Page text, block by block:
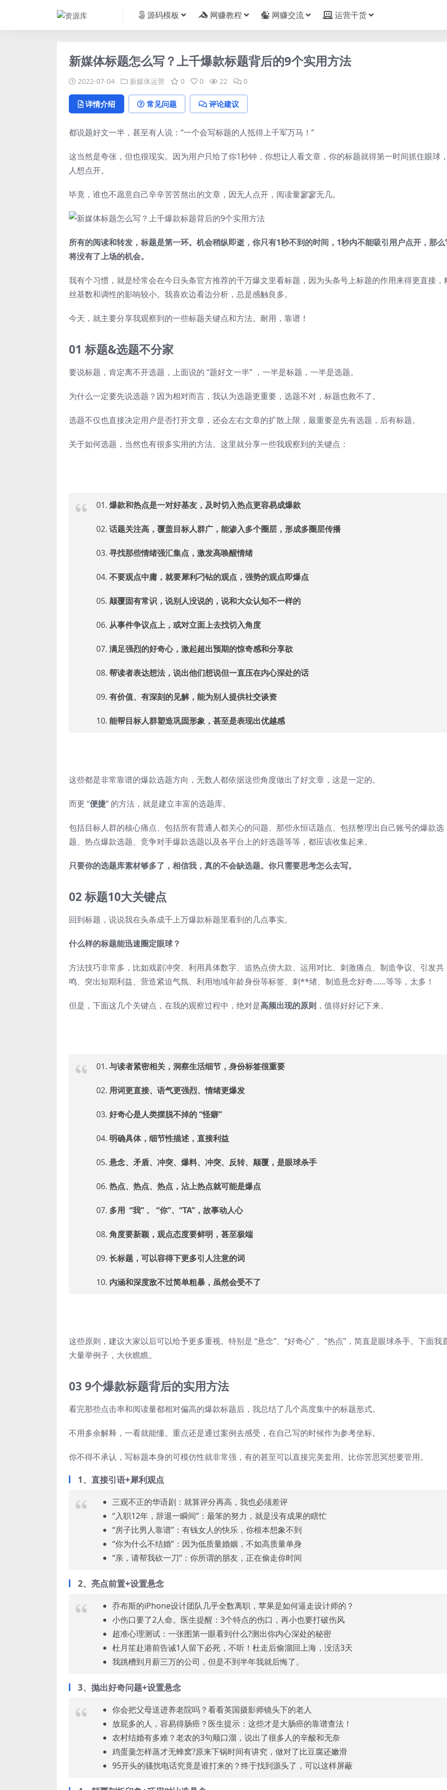
源码模板 网赚教程 网赚交流 运营干货
新媒体标题怎么写？上千爆款标题背后的9个实用方法
2022-07-04 新媒体运营 0 0 22 0
详情介绍 常见问题 评论建议
都说题好文一半，甚至有人说：“一个会写标题的人抵得上千军万马！”
这当然是夸张，但也很现实。因为用户只给了你1秒钟，你想让人看文章，你的标题就得第一时间抓住眼球
人想点开。
毕竟，谁也不愿意自己辛辛苦苦熬出的文章，因无人点开，阅读量寥寥无几。
所有的阅读和转发，标题是第一环。机会稍纵即逝，你只有1秒不到的时间，1秒内不能吸引用户点开，那么
将没有了上场的机会。
我有个习惯，就是经常会在今日头条官方推荐的千万爆文里看标题，因为头条号上标题的作用来得更直接，
丝基数和调性的影响较小。我喜欢边看边分析，总是感触良多。
今天，就主要分享我观察到的一些标题关键点和方法。耐用，靠谱！
01 标题&选题不分家
要说标题，肯定离不开选题，上面说的 “题好文一半” ，一半是标题，一半是选题。
为什么一定要先说选题？因为相对而言，我认为选题更重要，选题不对，标题也救不了。
选题不仅也直接决定用户是否打开文章，还会左右文章的扩散上限，最重要是先有选题，后有标题。
关于如何选题，当然也有很多实用的方法。这里就分享一些我观察到的关键点：
01. 爆款和热点是一对好基友，及时切入热点更容易成爆款
02. 话题关注高，覆盖目标人群广，能渗入多个圈层，形成多圈层传播
03. 寻找那些情绪强汇集点，激发高唤醒情绪
04. 不要观点中庸，就要犀利刁钻的观点，强势的观点即爆点
05. 颠覆固有常识，说别人没说的，说和大众认知不一样的
06. 从事件争议点上，或对立面上去找切入角度
07. 满足强烈的好奇心，激起超出预期的惊奇感和分享欲
08. 帮读者表达想法，说出他们想说但一直压在内心深处的话
09. 有价值、有深刻的见解，能为别人提供社交谈资
10. 能帮目标人群塑造巩固形象，甚至是表现出优越感
这些都是非常靠谱的爆款选题方向，无数人都依据这些角度做出了好文章，这是一定的。
而更 “便捷” 的方法，就是建立丰富的选题库。
包括目标人群的核心痛点、包括所有普通人都关心的问题、那些永恒话题点、包括整理出自己账号的爆款选
题、热点爆款选题、竞争对手爆款选题以及各平台上的好选题等等，都应该收集起来。
只要你的选题库素材够多了，相信我，真的不会缺选题。你只需要思考怎么去写。
02 标题10大关键点
回到标题，说说我在头条成千上万爆款标题里看到的几点事实。
什么样的标题能迅速圈定眼球？
方法技巧非常多，比如戏剧冲突、利用具体数字、追热点傍大款、运用对比、刺激痛点、制造争议、引发共
鸣、突出短期利益、营造紧迫气氛、利用地域年龄身份等标签、刺**绪、制造悬念好奇……等等，太多！
但是，下面这几个关键点，在我的观察过程中，绝对是高频出现的原则 ，值得好好记下来。
01. 与读者紧密相关，洞察生活细节，身份标签很重要
02. 用词更直接、语气更强烈、情绪更爆发
03. 好奇心是人类摆脱不掉的 “怪癖”
04. 明确具体，细节性描述，直接利益
05. 悬念、矛盾、冲突、爆料、冲突、反转、颠覆，是眼球杀手
06. 热点、热点、热点，沾上热点就可能是爆点
07. 多用 “我” 、 “你”、“TA”，故事动人心
08. 角度要新颖，观点态度要鲜明，甚至极端
09. 长标题，可以容得下更多引人注意的词
10. 内涵和深度敌不过简单粗暴，虽然会受不了
这些原则，建议大家以后可以给予更多重视。特别是 “悬念”、“好奇心” 、“热点”，简直是眼球杀手。下面我
大量举例子，大伙瞧瞧。
03 9个爆款标题背后的实用方法
看完那些点击率和阅读量都相对偏高的爆款标题后，我总结了几个高度集中的标题形式。
不用多余解释，一看就能懂。重点还是通过案例去感受，在自己写的时候作为参考坐标。
你不得不承认，写标题本身的可模仿性就非常强，有的甚至可以直接完美套用。比你苦思冥想要管用。
1、直接引语+犀利观点
三观不正的华语剧：就算评分再高，我也必须差评
“入职12年，辞退一瞬间”：最笨的努力，就是没有成果的瞎忙
“房子比男人靠谱”：有钱女人的快乐，你根本想象不到
“你为什么不结婚”：因为低质量婚姻，不如高质量单身
“亲，请帮我砍一刀”：你所谓的朋友，正在偷走你时间
2、亮点前置+设置悬念
乔布斯的iPhone设计团队几乎全数离职，苹果是如何逼走设计师的？
小伤口要了2人命。医生提醒：3个特点的伤口，再小也要打破伤风
超准心理测试：一张图第一眼看到什么?测出你内心深处的秘密
杜月笙赴港前告诫1人留下必死，不听！杜走后偷溜回上海，没活3天
我跳槽到月薪三万的公司，但是不到半年我就后悔了。
3、抛出好奇问题+设置悬念
你会把父母送进养老院吗？看看英国摄影师镜头下的老人
放屁多的人，容易得肠癌？医生提示：这些才是大肠癌的靠谱查法！
农村结婚有多难？老农的3句顺口溜，说出了很多人的辛酸和无奈
鸡蛋羹怎样蒸才无蜂窝?原来下锅时间有讲究，做对了比豆腐还嫩滑
95开头的骚扰电话究竟是谁打来的？终于找到源头了，可以这样屏蔽